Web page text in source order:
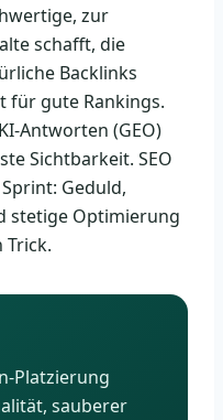
zur
schafft, die
Backlinks
für gute Rankings.
Antworten (GEO)
Sichtbarkeit. SEO
Geduld,
stetige Optimierung
Platzierung
sauberer